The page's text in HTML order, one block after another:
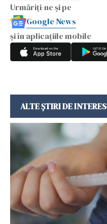
Urmăriți-ne și pe
Google News
și în aplicațiile mobile
ALTE ȘTIRI DE INTERES